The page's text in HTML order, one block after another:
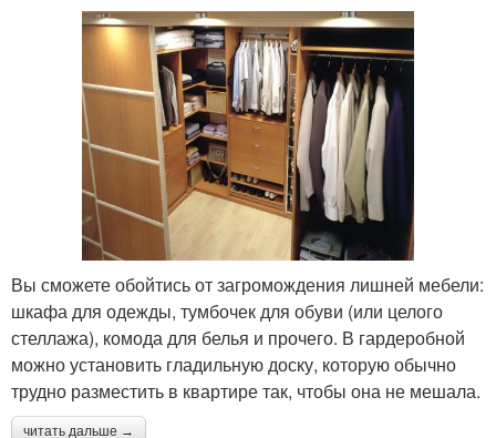
Вы сможете обойтись от загромождения лишней мебели:
шкафа для одежды, тумбочек для обуви (или целого
стеллажа), комода для белья и прочего. В гардеробной
можно установить гладильную доску, которую обычно
трудно разместить в квартире так, чтобы она не мешала.
читать дальше →